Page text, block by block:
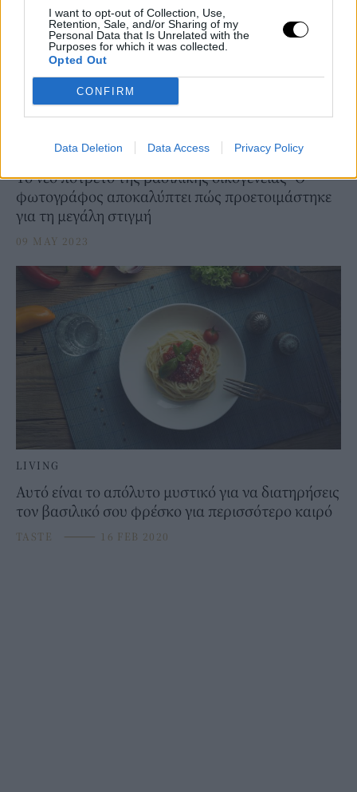
I want to opt-out of Collection, Use,
Retention, Sale, and/or Sharing of my
Personal Data that Is Unrelated with the
Purposes for which it was collected.
Opted Out
CONFIRM
Data Deletion Data Access Privacy Policy
PEOPLE AND STYLE
Το νέο ποτρέτο της βασιλικής οικογένειας -Ο
φωτογράφος αποκαλύπτει πώς προετοιμάστηκε
για τη μεγάλη στιγμή
09 MAY 2023
LIVING
Αυτό είναι το απόλυτο μυστικό για να διατηρήσεις
τον βασιλικό σου φρέσκο για περισσότερο καιρό
TASTE ⸻ 16 FEB 2020